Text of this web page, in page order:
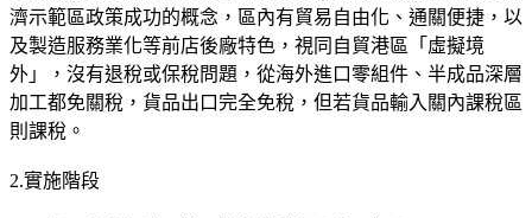
濟示範區政策成功的概念，區內有貿易自由化、通關便捷，以
及製造服務業化等前店後廠特色，視同自貿港區「虛擬境
外」，沒有退稅或保稅問題，從海外進口零組件、半成品深層
加工都免關稅，貨品出口完全免稅，但若貨品輸入關內課稅區
則課稅。
2.實施階段